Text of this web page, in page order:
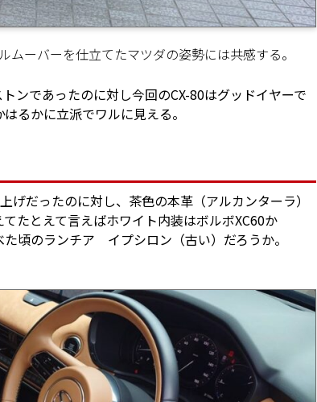
ーバーを仕立てたマツダの姿勢には共感する。
ンであったのに対し今回のCX-80はグッドイヤーで
るかに立派でワルに見える。
だったのに対し、茶色の本革（アルカンターラ）
たとえて言えばホワイト内装はボルボXC60か
頃のランチア イプシロン（古い）だろうか。